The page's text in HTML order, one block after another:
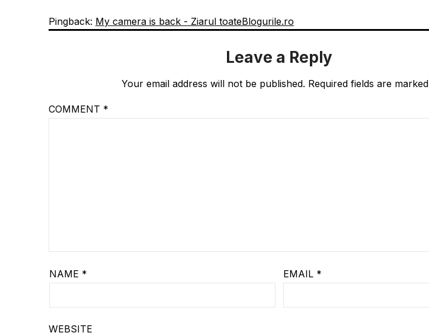
Pingback: My camera is back - Ziarul toateBlogurile.ro
Leave a Reply
Your email address will not be published. Required fields are marked
COMMENT *
NAME * EMAIL *
WEBSITE